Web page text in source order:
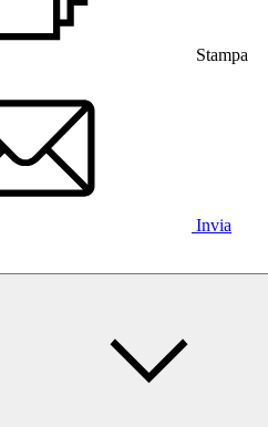
Stampa
Invia